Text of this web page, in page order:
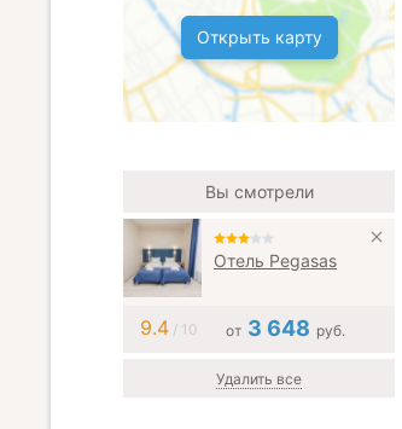
Открыть карту
Вы смотрели
Отель Pegasas
9.4/ 10 от 3 648 руб.
Удалить все